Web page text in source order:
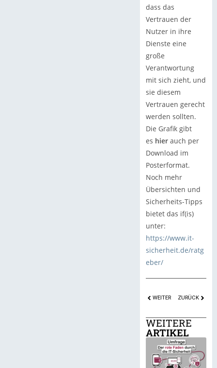
dass das
Vertrauen der
Nutzer in ihre
Dienste eine
große
Verantwortung
mit sich zieht, und
sie diesem
Vertrauen gerecht
werden sollten.
Die Grafik gibt
es hierauch per
Download im
Posterformat.
Noch mehr
Übersichten und
Sicherheits-Tipps
bietet das if(is)
unter:
https://www.it-
sicherheit.de/ratg
eber/
WEITER ZURÜCK
WEITERE
ARTIKEL